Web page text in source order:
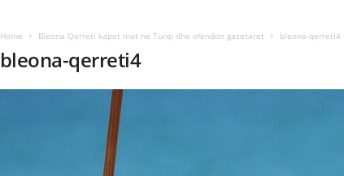
Home Bleona Qerreti kapet mat ne Turqi dhe ofendon gazetaret bleona-qerreti4
bleona-qerreti4